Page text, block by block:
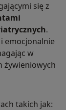
się z
.
emocjonalnie
w
żywieniowych
takich jak: